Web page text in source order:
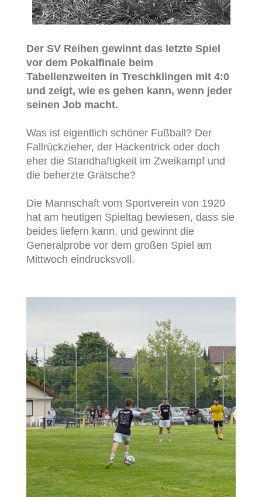
Der SV Reihen gewinnt das letzte Spiel
vor dem Pokalfinale beim
Tabellenzweiten in Treschklingen mit 4:0
und zeigt, wie es gehen kann, wenn jeder
seinen Job macht.
Was ist eigentlich schöner Fußball? Der
Fallrückzieher, der Hackentrick oder doch
eher die Standhaftigkeit im Zweikampf und
die beherzte Grätsche?
Die Mannschaft vom Sportverein von 1920
hat am heutigen Spieltag bewiesen, dass sie
beides liefern kann, und gewinnt die
Generalprobe vor dem großen Spiel am
Mittwoch eindrucksvoll.